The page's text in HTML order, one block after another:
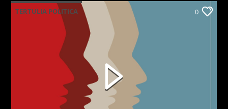
TERTULIA POLITICA 0